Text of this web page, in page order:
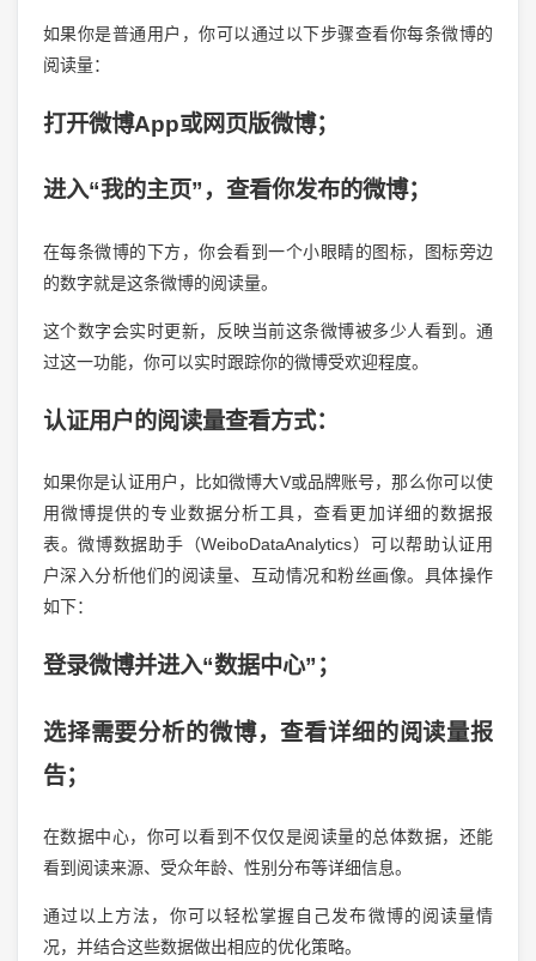
如果你是普通用户，你可以通过以下步骤查看你每条微博的
阅读量：
打开微博App或网页版微博；
进入“我的主页”，查看你发布的微博；
在每条微博的下方，你会看到一个小眼睛的图标，图标旁边
的数字就是这条微博的阅读量。
这个数字会实时更新，反映当前这条微博被多少人看到。通
过这一功能，你可以实时跟踪你的微博受欢迎程度。
认证用户的阅读量查看方式：
如果你是认证用户，比如微博大V或品牌账号，那么你可以使
用微博提供的专业数据分析工具，查看更加详细的数据报
表。微博数据助手（WeiboDataAnalytics）可以帮助认证用
户深入分析他们的阅读量、互动情况和粉丝画像。具体操作
如下：
登录微博并进入“数据中心”；
选择需要分析的微博，查看详细的阅读量报
告；
在数据中心，你可以看到不仅仅是阅读量的总体数据，还能
看到阅读来源、受众年龄、性别分布等详细信息。
通过以上方法，你可以轻松掌握自己发布微博的阅读量情
况，并结合这些数据做出相应的优化策略。